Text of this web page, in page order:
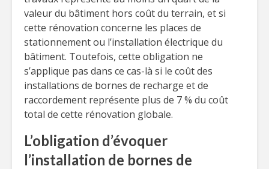
valeur du bâtiment hors coût du terrain, et si
cette rénovation concerne les places de
stationnement ou l’installation électrique du
bâtiment. Toutefois, cette obligation ne
s’applique pas dans ce cas-là si le coût des
installations de bornes de recharge et de
raccordement représente plus de 7 % du coût
total de cette rénovation globale.
L’obligation d’évoquer
l’installation de bornes de